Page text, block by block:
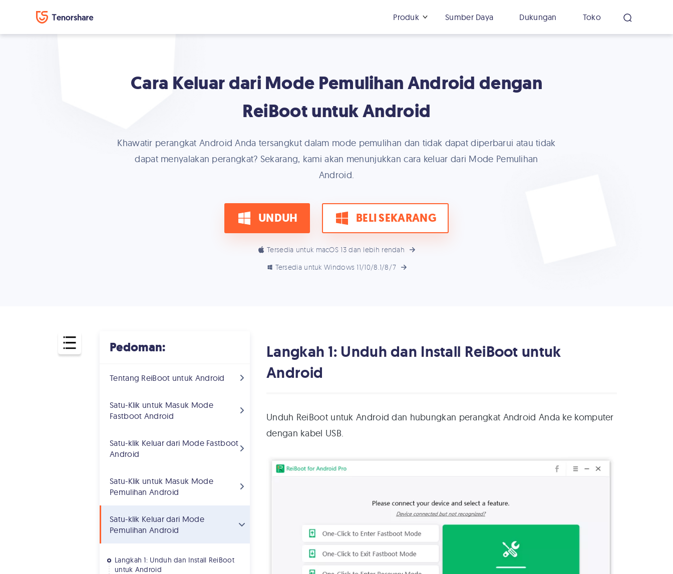
Produk Sumber Daya Dukungan Toko
Cara Keluar dari Mode Pemulihan Android dengan
ReiBoot untuk Android
Khawatir perangkat Android Anda tersangkut dalam mode pemulihan dan tidak dapat diperbarui atau tidak
dapat menyalakan perangkat? Sekarang, kami akan menunjukkan cara keluar dari Mode Pemulihan
Android.
UNDUH BELI SEKARANG
Tersedia untuk macOS 13 dan lebih rendah
Tersedia untuk Windows 11/10/8.1/8/7
Pedoman:
Tentang ReiBoot untuk Android
Satu-Klik untuk Masuk Mode
Fastboot Android
Satu-klik Keluar dari Mode Fastboot
Android
Satu-Klik untuk Masuk Mode
Pemulihan Android
Satu-klik Keluar dari Mode
Pemulihan Android
Langkah 1: Unduh dan Install ReiBoot
untuk Android
Langkah 1: Unduh dan Install ReiBoot untuk
Android
Unduh ReiBoot untuk Android dan hubungkan perangkat Android Anda ke komputer
dengan kabel USB.